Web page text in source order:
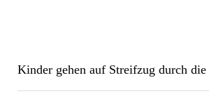
Kinder gehen auf Streifzug durch die